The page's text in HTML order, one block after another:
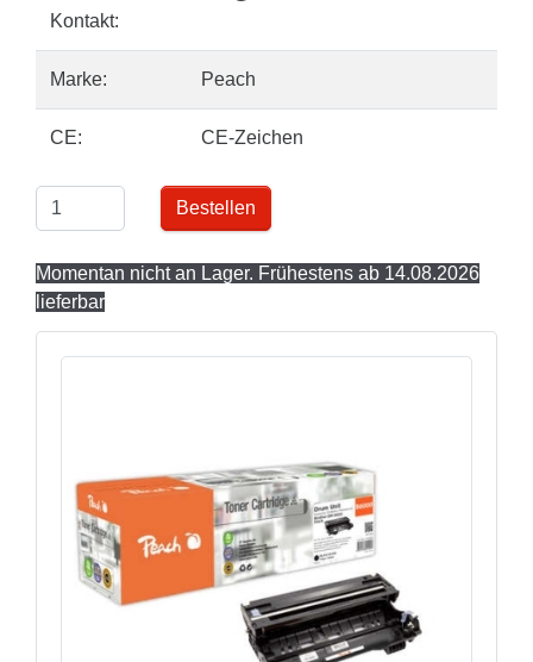
Kontakt:
Marke: Peach
CE: CE-Zeichen
Bestellen
Momentan nicht an Lager. Frühestens ab 14.08.2026
lieferbar